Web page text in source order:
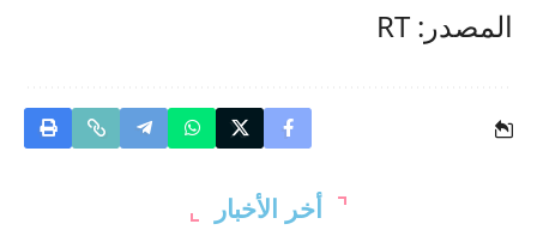
المصدر: RT
أخر الأخبار